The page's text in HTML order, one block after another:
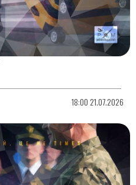
18:00 21.07.2026